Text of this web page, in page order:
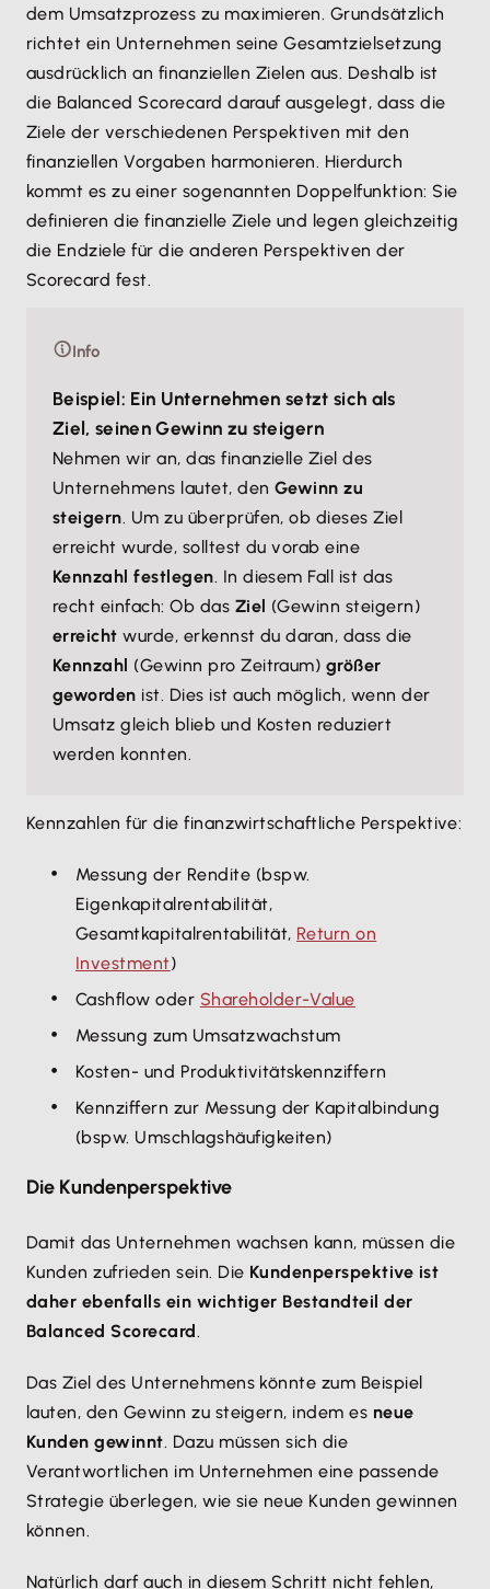
dem Umsatzprozess zu maximieren. Grundsätzlich
richtet ein Unternehmen seine Gesamtzielsetzung
ausdrücklich an finanziellen Zielen aus. Deshalb ist
die Balanced Scorecard darauf ausgelegt, dass die
Ziele der verschiedenen Perspektiven mit den
finanziellen Vorgaben harmonieren. Hierdurch
kommt es zu einer sogenannten Doppelfunktion: Sie
definieren die finanzielle Ziele und legen gleichzeitig
die Endziele für die anderen Perspektiven der
Scorecard fest.
Info
Beispiel: Ein Unternehmen setzt sich als
Ziel, seinen Gewinn zu steigern
Nehmen wir an, das finanzielle Ziel des
Unternehmens lautet, den Gewinn zu
steigern. Um zu überprüfen, ob dieses Ziel
erreicht wurde, solltest du vorab eine
Kennzahl festlegen. In diesem Fall ist das
recht einfach: Ob das Ziel (Gewinn steigern)
erreichtwurde, erkennst du daran, dass die
Kennzahl (Gewinn pro Zeitraum) größer
geworden ist. Dies ist auch möglich, wenn der
Umsatz gleich blieb und Kosten reduziert
werden konnten.
Kennzahlen für die finanzwirtschaftliche Perspektive:
Messung der Rendite (bspw.
Eigenkapitalrentabilität,
Gesamtkapitalrentabilität, Return on
Investment)
Cashflow oder Shareholder-Value
Messung zum Umsatzwachstum
Kosten- und Produktivitätskennziffern
Kennziffern zur Messung der Kapitalbindung
(bspw. Umschlagshäufigkeiten)
Die Kundenperspektive
Damit das Unternehmen wachsen kann, müssen die
Kunden zufrieden sein. Die Kundenperspektive ist
daher ebenfalls ein wichtiger Bestandteil der
Balanced Scorecard .
Das Ziel des Unternehmens könnte zum Beispiel
lauten, den Gewinn zu steigern, indem es neue
Kunden gewinnt. Dazu müssen sich die
Verantwortlichen im Unternehmen eine passende
Strategie überlegen, wie sie neue Kunden gewinnen
können.
Natürlich darf auch in diesem Schritt nicht fehlen,